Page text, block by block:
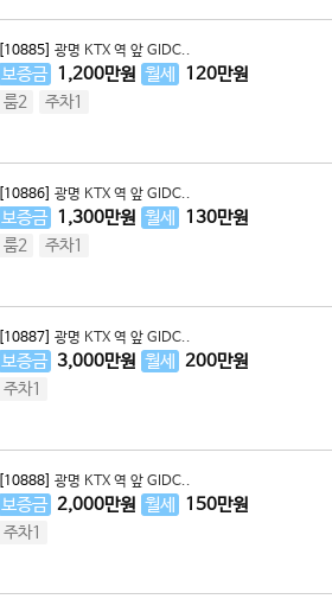
[10885] 광명 KTX 역 앞 GIDC..
보증금 1,200만원 월세 120만원
룸2 주차1
[10886] 광명 KTX 역 앞 GIDC..
보증금 1,300만원 월세 130만원
룸2 주차1
[10887] 광명 KTX 역 앞 GIDC..
보증금 3,000만원 월세 200만원
주차1
[10888] 광명 KTX 역 앞 GIDC..
보증금 2,000만원 월세 150만원
주차1